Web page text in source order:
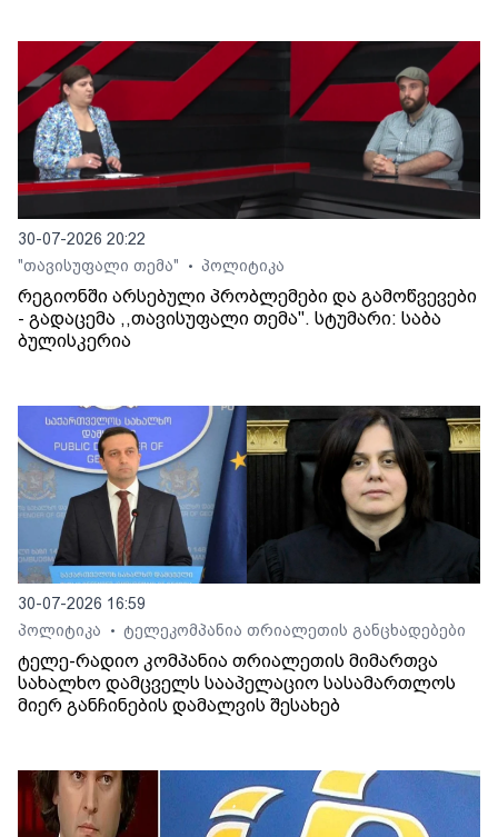
30-07-2026 20:22
"თავისუფალი თემა"
• პოლიტიკა
რეგიონში არსებული პრობლემები და გამოწვევები
- გადაცემა ,,თავისუფალი თემა". სტუმარი: საბა
ბულისკერია
30-07-2026 16:59
პოლიტიკა
• ტელეკომპანია თრიალეთის განცხადებები
ტელე-რადიო კომპანია თრიალეთის მიმართვა
სახალხო დამცველს სააპელაციო სასამართლოს
მიერ განჩინების დამალვის შესახებ